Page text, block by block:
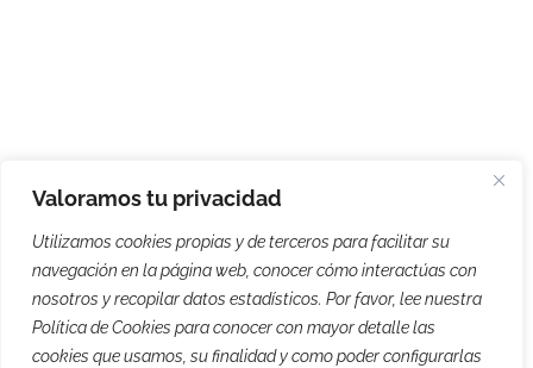
Valoramos tu privacidad
Utilizamos cookies propias y de terceros para facilitar su
navegación en la página web, conocer cómo interactúas con
nosotros y recopilar datos estadísticos. Por favor, lee nuestra
Política de Cookies para conocer con mayor detalle las
cookies que usamos, su finalidad y como poder configurarlas